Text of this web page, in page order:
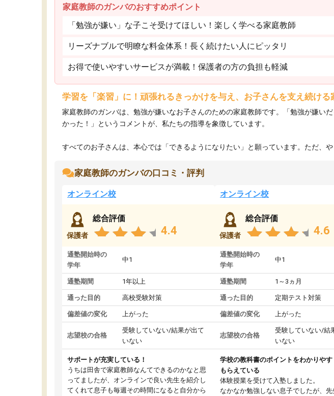
家庭教師のガンバのおすすめポイント
「勉強が嫌い」な子こそ受けてほしい！楽しく学べる家庭教師
リーズナブルで明瞭な料金体系！長く続けたい人にピッタリ
お得で使いやすいサービスが満載！保護者の方の負担も軽減
学習を「楽習」に！頑張れるきっかけを与え、お子さんを支え続ける
家庭教師のガンバは、勉強が嫌いなお子さんのための家庭教師です。「勉強が嫌い
かった！」というコメントが、私たちの指導を象徴しています。
すべてのお子さんは、本心では「できるようになりたい」と願っています。ただ、や
家庭教師のガンバの口コミ・評判
オンライン校
保護者
総合評価
4.4
通塾開始時の
学年
中1
通塾期間 1年以上
通った目的 高校受験対策
偏差値の変化 上がった
志望校の合格
受験していない/結果が出て
いない
サポートが充実している！
うちは田舎で家庭教師なんてできるのかなと思
ってましたが、オンラインで良い先生を紹介し
てくれて息子も毎週その時間になると自分から
オンライン校
保護者
総合評価
4.6
通塾開始時の
学年
中1
通塾期間 1～3ヵ月
通った目的 定期テスト対策
偏差値の変化 上がった
志望校の合格
受験していない/結
いない
学校の教科書のポイントをわかりやす
もらえている
体験授業を受けて入塾しました。
なかなか勉強しない息子でしたが、先